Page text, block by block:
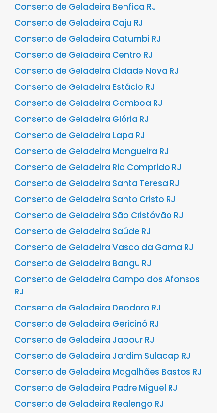
Conserto de Geladeira Benfica RJ
Conserto de Geladeira Caju RJ
Conserto de Geladeira Catumbi RJ
Conserto de Geladeira Centro RJ
Conserto de Geladeira Cidade Nova RJ
Conserto de Geladeira Estácio RJ
Conserto de Geladeira Gamboa RJ
Conserto de Geladeira Glória RJ
Conserto de Geladeira Lapa RJ
Conserto de Geladeira Mangueira RJ
Conserto de Geladeira Rio Comprido RJ
Conserto de Geladeira Santa Teresa RJ
Conserto de Geladeira Santo Cristo RJ
Conserto de Geladeira São Cristóvão RJ
Conserto de Geladeira Saúde RJ
Conserto de Geladeira Vasco da Gama RJ
Conserto de Geladeira Bangu RJ
Conserto de Geladeira Campo dos Afonsos
RJ
Conserto de Geladeira Deodoro RJ
Conserto de Geladeira Gericinó RJ
Conserto de Geladeira Jabour RJ
Conserto de Geladeira Jardim Sulacap RJ
Conserto de Geladeira Magalhães Bastos RJ
Conserto de Geladeira Padre Miguel RJ
Conserto de Geladeira Realengo RJ